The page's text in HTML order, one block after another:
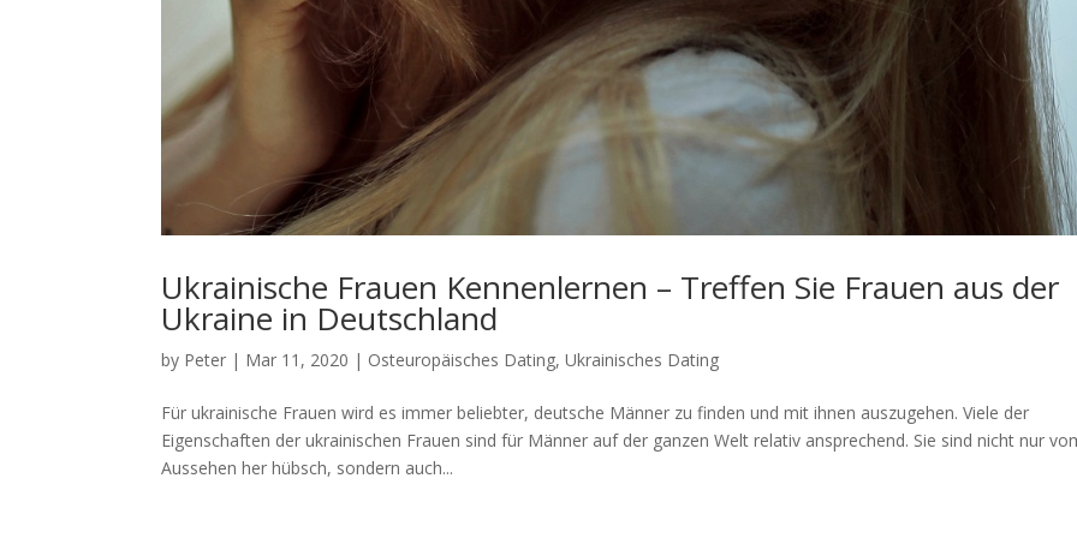
Ukrainische Frauen Kennenlernen – Treffen Sie Frauen aus der
Ukraine in Deutschland
by Peter | Mar 11, 2020 | Osteuropäisches Dating,Ukrainisches Dating
Für ukrainische Frauen wird es immer beliebter, deutsche Männer zu finden und mit ihnen auszugehen. Viele der
Eigenschaften der ukrainischen Frauen sind für Männer auf der ganzen Welt relativ ansprechend. Sie sind nicht nur
Aussehen her hübsch, sondern auch...